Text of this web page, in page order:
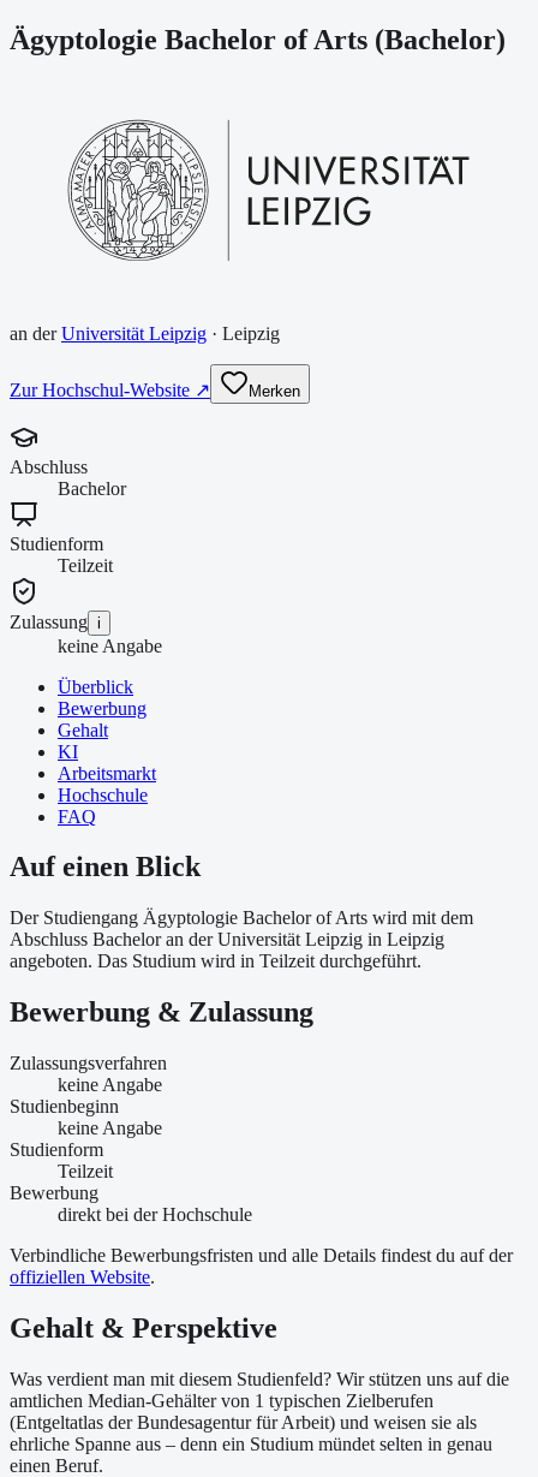
Ägyptologie Bachelor of Arts (Bachelor)
an derUniversität Leipzig · Leipzig
Zur Hochschul-Website ↗ Merken
Abschluss
Bachelor
Studienform
Teilzeit
Zulassung i
keine Angabe
Überblick
Bewerbung
Gehalt
KI
Arbeitsmarkt
Hochschule
FAQ
Auf einen Blick
Der Studiengang Ägyptologie Bachelor of Arts wird mit dem
Abschluss Bachelor an der Universität Leipzig in Leipzig
angeboten. Das Studium wird in Teilzeit durchgeführt.
Bewerbung & Zulassung
Zulassungsverfahren
keine Angabe
Studienbeginn
keine Angabe
Studienform
Teilzeit
Bewerbung
direkt bei der Hochschule
Verbindliche Bewerbungsfristen und alle Details findest du auf der
offiziellen Website.
Gehalt & Perspektive
Was verdient man mit diesem Studienfeld? Wir stützen uns auf die
amtlichen Median-Gehälter von 1 typischen Zielberufen
(Entgeltatlas der Bundesagentur für Arbeit) und weisen sie als
ehrliche Spanne aus – denn ein Studium mündet selten in genau
einen Beruf.